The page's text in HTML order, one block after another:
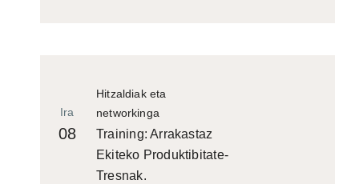
Hitzaldiak eta
networkinga
Ira
08
Training: Arrakastaz
Ekiteko Produktibitate-
Tresnak.